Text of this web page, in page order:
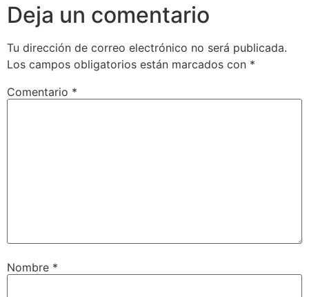
Deja un comentario
Tu dirección de correo electrónico no será publicada.
Los campos obligatorios están marcados con *
Comentario *
Nombre *